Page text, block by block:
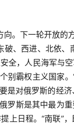
。下一轮开放的
破、西进、北依
全，人民海军与
别霸权主义国家
是对俄罗斯的经
罗斯是其中最为
上日程。“南联”